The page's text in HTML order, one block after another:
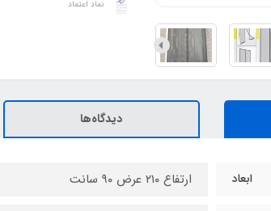
نماد اعتماد
دیدگاه‌ها
ابعاد ارتفاع ۲۱۰ عرض ۹۰ سانت